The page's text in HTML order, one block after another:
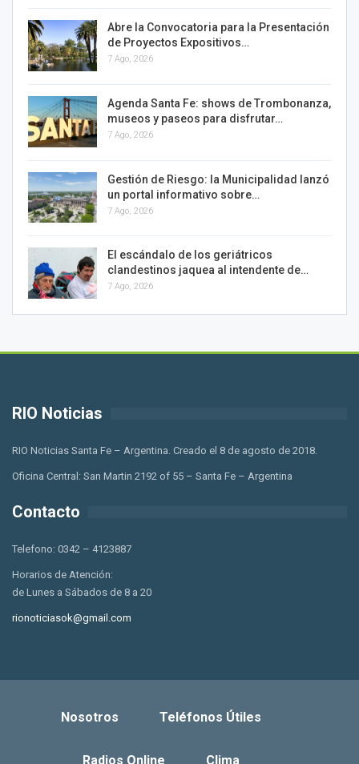
Abre la Convocatoria para la Presentación
de Proyectos Expositivos…
7 Ago, 2026
Agenda Santa Fe: shows de Trombonanza,
museos y paseos para disfrutar…
7 Ago, 2026
Gestión de Riesgo: la Municipalidad lanzó
un portal informativo sobre…
7 Ago, 2026
El escándalo de los geriátricos
clandestinos jaquea al intendente de…
7 Ago, 2026
RIO Noticias
RIO Noticias Santa Fe – Argentina. Creado el 8 de agosto de 2018.
Oficina Central: San Martin 2192 of 55 – Santa Fe – Argentina
Contacto
Telefono: 0342 – 4123887
Horarios de Atención:
de Lunes a Sábados de 8 a 20
rionoticiasok@gmail.com
Nosotros Teléfonos Útiles
Radios Online Clima